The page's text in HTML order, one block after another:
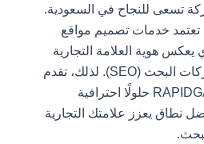
تسعى للنجاح في السعودية.
خدمات تصميم مواقع
هوية العلامة التجارية
ويساهم في تحسين محركات البحث (SEO). لذلك، تقدم
شركة RAPIDGAZAL AGENCY حلولًا احترافية
يعزز علامتك التجارية